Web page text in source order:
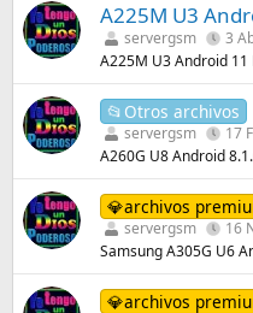
A225M U3
servergsm 3
A225M U3 Android 11
📂Otros archivos
servergsm 17
A260G U8 Android
💎archivos
servergsm 16
Samsung A305G U6
💎archivos